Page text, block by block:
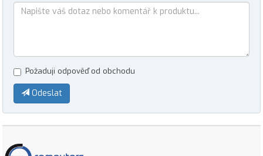
Požaduji odpověď od obchodu
Odeslat